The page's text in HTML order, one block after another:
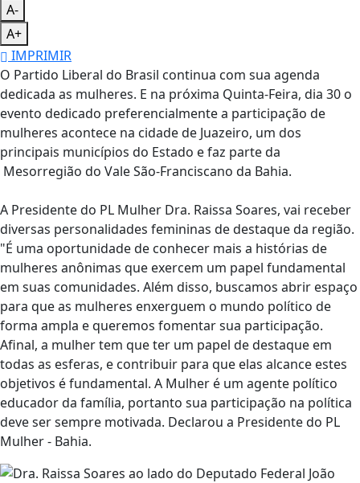
A-
A+
IMPRIMIR
O Partido Liberal do Brasil continua com sua agenda
dedicada as mulheres. E na próxima Quinta-Feira, dia 30 o
evento dedicado preferencialmente a participação de
mulheres acontece na cidade de Juazeiro, um dos
principais municípios do Estado e faz parte da
Mesorregião do Vale São-Franciscano da Bahia.
A Presidente do PL Mulher Dra. Raissa Soares, vai receber
diversas personalidades femininas de destaque da região.
"É uma oportunidade de conhecer mais a histórias de
mulheres anônimas que exercem um papel fundamental
em suas comunidades. Além disso, buscamos abrir espaço
para que as mulheres enxerguem o mundo político de
forma ampla e queremos fomentar sua participação.
Afinal, a mulher tem que ter um papel de destaque em
todas as esferas, e contribuir para que elas alcance estes
objetivos é fundamental. A Mulher é um agente político
educador da família, portanto sua participação na política
deve ser sempre motivada. Declarou a Presidente do PL
Mulher - Bahia.